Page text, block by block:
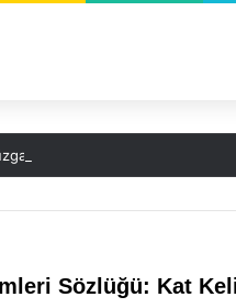
Şiir: Gelenekten
Sözlüğü: Kat